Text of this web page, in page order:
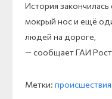
История закончилась
мокрый нос и ещё
людей на дороге,
— сообщает ГАИ
Метки: происшествия